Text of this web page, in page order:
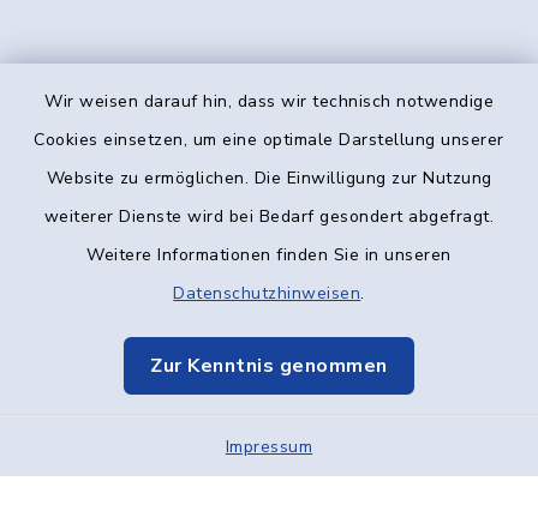
Wir weisen darauf hin, dass wir technisch notwendige
Cookies einsetzen, um eine optimale Darstellung unserer
Website zu ermöglichen. Die Einwilligung zur Nutzung
weiterer Dienste wird bei Bedarf gesondert abgefragt.
Weitere Informationen finden Sie in unseren
Datenschutzhinweisen.
Zur Kenntnis genommen
Impressum
Kontakt
Datenschutz
Elektronische Kommunikation
Sitemap